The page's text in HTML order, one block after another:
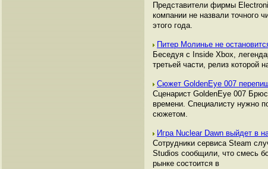
Представители фирмы
компании не назвали точного
этого года.
Питер Молинье не
Беседуя с Inside Xbox,
третьей части, релиз которой
Сюжет GoldenEye 007
Сценарист GoldenEye 007
времени. Специалисту нужно
сюжетом.
Игра Nuclear Dawn выйдет в
Сотрудники сервиса Steam
Studios сообщили, что смесь
рынке состоится в